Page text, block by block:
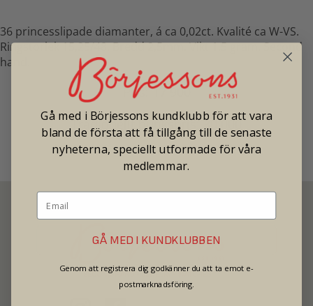
36 princesslipade diamanter, á ca 0,02ct. Kvalité ca W-VS.
Ringstorlek 15,25/48. Bredd 2,5mm. Vikt 1,5 gram. Second
hand.
Pris: 17 900
Tradionellt butikspris: 30 000
SECOND HAND - JEWELRY - WATCHES
Gå med i Börjessons kundklubb för att vara
bland de första att få tillgång till de senaste
nyheterna, speciellt utformade för våra
medlemmar.
GÅ MED I KUNDKLUBBEN
Genom att registrera dig godkänner du att ta emot e-
postmarknadsföring.